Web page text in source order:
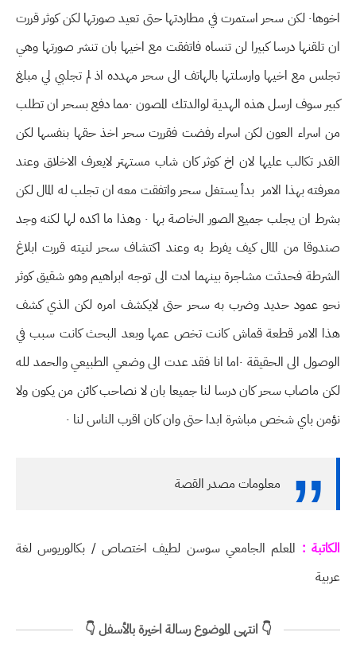
اخوها٠ لكن سحر استمرت في مطاردتها حتى تعيد صورتها لكن كوثر قررت
ان تلقنها درسا كبيرا لن تنساه فاتفقت مع اخيها بان تنشر صورتها وهي
تجلس مع اخيها وارسلتها بالهاتف الى سحر مهدده اذ لم تجلبي لي مبلغ
كبير سوف ارسل هذه الهدية لوالدتك المصون ٠مما دفع بسحر ان تطلب
من اسراء العون لكن اسراء رفضت فقررت سحر اخذ حقها بنفسها لكن
القدر تكالب عليها لان اخ كوثر كان شاب مستهتر لايعرف الاخلاق وعند
معرفته بهذا الامر بدأ يستغل سحر واتفقت معه ان تجلب له المال لكن
بشرط ان يجلب جميع الصور الخاصة بها ٠ وهذا ما اكده لها لكنه وجد
صندوقا من المال كيف يفرط به وعند اكتشاف سحر لنيته قررت ابلاغ
الشرطة فحدثت مشاجرة بينهما ادت الى توجه ابراهيم وهو شقيق كوثر
نحو عمود حديد وضرب به سحر حتى لايكشف امره لكن الذي كشف
هذا الامر قطعة قماش كانت تخص عمها وبعد البحث كانت سبب في
الوصول الى الحقيقة ٠اما انا فقد عدت الى وضعي الطبيعي والحمد لله
لكن ماصاب سحر كان درسا لنا جميعا بان لا نصاحب كائن من يكون ولا
نؤمن باي شخص مباشرة ابدا حتى وان كان اقرب الناس لنا ٠
معلومات مصدر القصة
الكاتبة : المعلم الجامعي سوسن لطيف اختصاص / بكالوريوس لغة
عربية
👇 انتهى الموضوع رسالة اخيرة بالأسفل 👇